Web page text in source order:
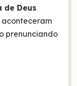
de Deus
aconteceram
prenunciando